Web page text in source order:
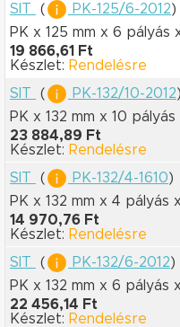
SIT
( PK-125/6-2012)
PK x 125 mm x 6 pályás
19 866,61 Ft
Készlet: Rendelésre
SIT
( PK-132/10-2012)
PK x 132 mm x 10 pályás
23 884,89 Ft
Készlet: Rendelésre
SIT
( PK-132/4-1610)
PK x 132 mm x 4 pályás
14 970,76 Ft
Készlet: Rendelésre
SIT
( PK-132/6-2012)
PK x 132 mm x 6 pályás
22 456,14 Ft
Készlet: Rendelésre